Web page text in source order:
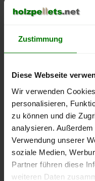
Zustimmung
Diese Webseite
Wir verwenden
personalisieren,
zu können und die
analysieren.
Verwendung unserer
soziale Medien,
Partner führen diese
weiteren Daten
Aspach
Backnang
Berglen
Großerlach
Kaisersbach
Kernen im Remstal
Kirchberg an der Murr
Korb
Leutenbach